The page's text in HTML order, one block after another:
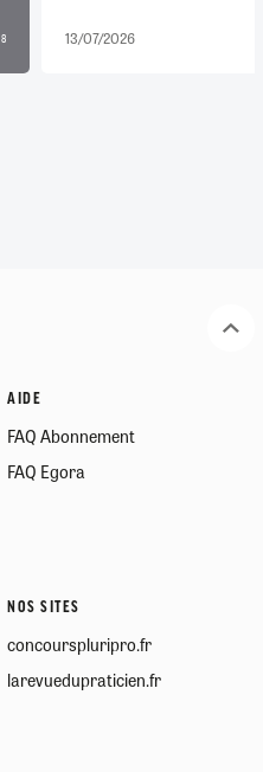
8 13/07/2026
AIDE
FAQ Abonnement
FAQ Egora
NOS SITES
concourspluripro.fr
larevuedupraticien.fr